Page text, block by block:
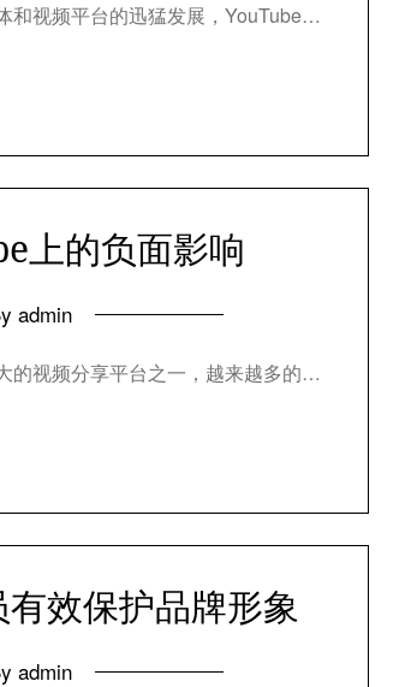
和视频平台的迅猛发展，YouTube…
上的负面影响
admin
的视频分享平台之一，越来越多的…
效保护品牌形象
admin